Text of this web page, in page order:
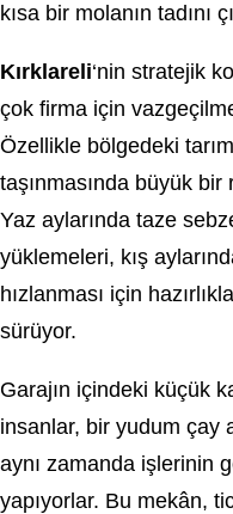
kısa bir molanın tadını
Kırklareli‘nin stratejik
çok firma için
Özellikle bölgedeki
taşınmasında büyük bir
Yaz aylarında taze
yüklemeleri, kış
hızlanması için
sürüyor.
Garajın içindeki küçük
insanlar, bir yudum çay
aynı zamanda işlerinin
yapıyorlar. Bu mekân,